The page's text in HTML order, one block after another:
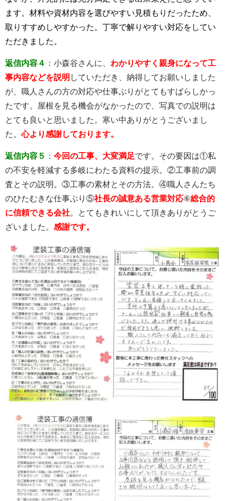
ます。材料や資材内容を選びやすい見積もりだったため、
取りすすめしやすかった。丁寧で解りやすい対応をしてい
ただきました。
返信内容４ ：小森谷さんに、 わかりやすく親身になって工
事内容などを説明 していただき、納得してお願いしました
が、職人さんの方の対応や仕事ぶりがとてもすばらしかっ
たです。屋根を見る機会がなかったので、写真での説明は
とても良いと思いました。寒い中ありがとうございまし
た。心より感謝しております。
返信内容５ ： 今回の工事、大変満足です。その要因は①私
の不安を軽減する多岐にわたる資料の提示。②工事前の調
査とその説明。③工事の素材とその方法。④職人さんたち
のひたむきな仕事ぶり⑤社長の誠意ある営業対応⑥総合的
に信頼できる会社。とてもきれいにして頂きありがとうご
ざいました。 感謝です。